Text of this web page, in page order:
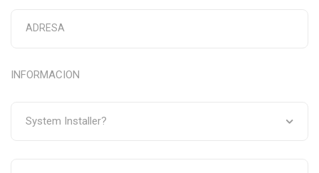
INFORMACION